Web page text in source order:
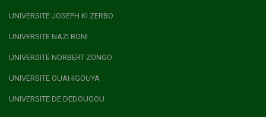
UNIVERSITE JOSEPH KI ZERBO
UNIVERSITE NAZI BONI
UNIVERSITE NORBERT ZONGO
UNIVERSITE OUAHIGOUYA
UNIVERSITE DE DEDOUGOU